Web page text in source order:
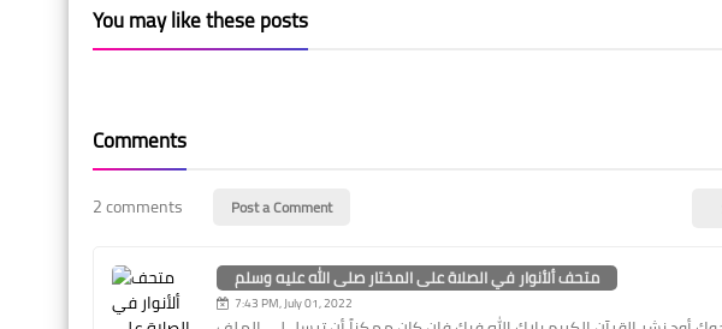
You may like these posts
Comments
2 comments Post a Comment
متحف ألأنوار في الصلاة على المختار صلى الله عليه وسلم
7:43 PM, July 01, 2022